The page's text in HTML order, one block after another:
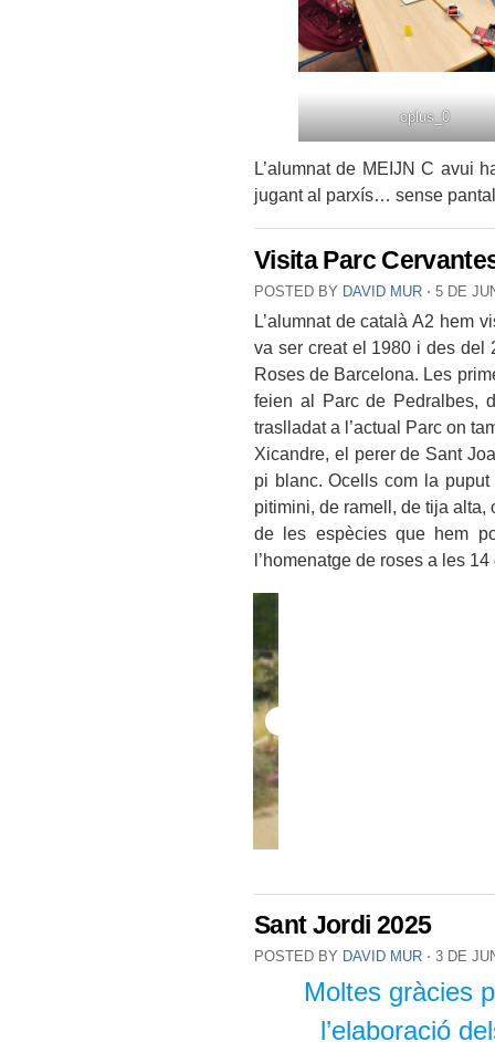
oplus_0
L’alumnat de MEIJN C avui
jugant al parxís… sense
Visita Parc
POSTED BY DAVID MUR ⋅ 5 DE
L’alumnat de català A2 hem
va ser creat el 1980 i des del
Roses de Barcelona. Les
feien al Parc de Pedralbes,
traslladat a l’actual Parc on
Xicandre, el perer de Sant
pi blanc. Ocells com la
pitimini, de ramell, de tija alta,
de les espècies que hem
l’homenatge de roses a les
Sant Jordi 2025
POSTED BY DAVID MUR ⋅ 3 DE
Moltes gràcies
l’elaboració